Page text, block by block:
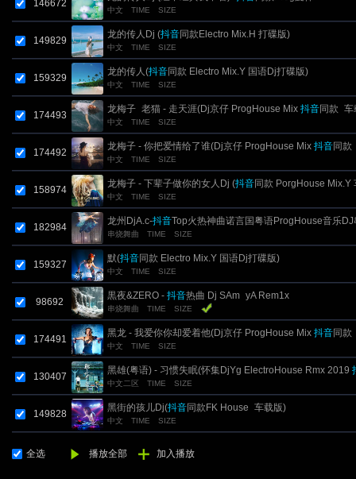
146672
中文 TIME SIZE
149829
龙的传人Dj (抖音同款Electro Mix.H 打碟版)
中文 TIME SIZE
159329
龙的传人(抖音同款 Electro Mix.Y 国语Dj打碟版)
中文 TIME SIZE
174493
龙梅子_老猫 - 走天涯(Dj京仔 ProgHouse Mix 抖音同款_
中文 TIME SIZE
174492
龙梅子 - 你把爱情给了谁(Dj京仔 ProgHouse Mix 抖音同款
版)
中文 TIME SIZE
158974
龙梅子 - 下辈子做你的女人Dj (抖音同款 PorgHouse Mix.Y
版)
中文 TIME SIZE
182984
龙州DjA.c-抖音Top火热神曲诺言国粤语ProgHouse音乐DJ
串烧舞曲 TIME SIZE
159327
默(抖音同款 Electro Mix.Y 国语Dj打碟版)
中文 TIME SIZE
98692
黒夜&ZERO - 抖音热曲 Dj SAm_yA Rem1x
串烧舞曲 TIME SIZE
174491
黑龙 - 我爱你你却爱着他(Dj京仔 ProgHouse Mix 抖音同款
版)
中文 TIME SIZE
130407
黑雄(粤语) - 习惯失眠(怀集DjYg ElectroHouse Rmx 2019
神曲)
中文二区 TIME SIZE
149828
黑街的孩儿Dj(抖音同款FK House_车载版)
中文 TIME SIZE
全选 播放全部 加入播放